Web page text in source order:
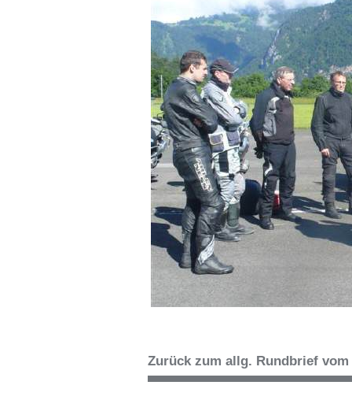
Zurück zum allg. Rundbrief vom